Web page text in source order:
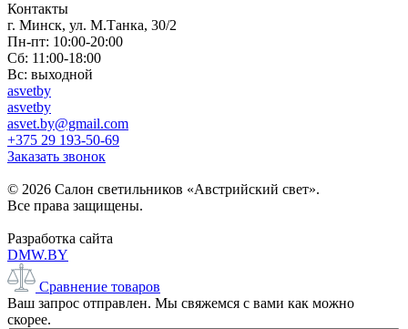
Контакты
г. Минск, ул. М.Танка, 30/2
Пн-пт: 10:00-20:00
Сб: 11:00-18:00
Вс: выходной
asvetby
asvetby
asvet.by@gmail.com
+375 29 193-50-69
Заказать звонок
© 2026 Салон светильников «Австрийский свет».
Все права защищены.
Разработка сайта
DMW.BY
Сравнение товаров
Ваш запрос отправлен. Мы свяжемся с вами как можно
скорее.